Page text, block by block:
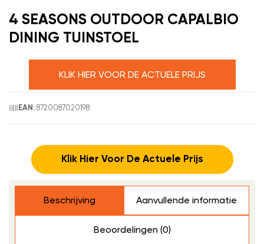
4 SEASONS OUTDOOR CAPALBIO
DINING TUINSTOEL
KLIK HIER VOOR DE ACTUELE PRIJS
EAN: 8720087020198
Klik Hier Voor De Actuele Prijs
Beschrijving Aanvullende informatie
Beoordelingen (0)